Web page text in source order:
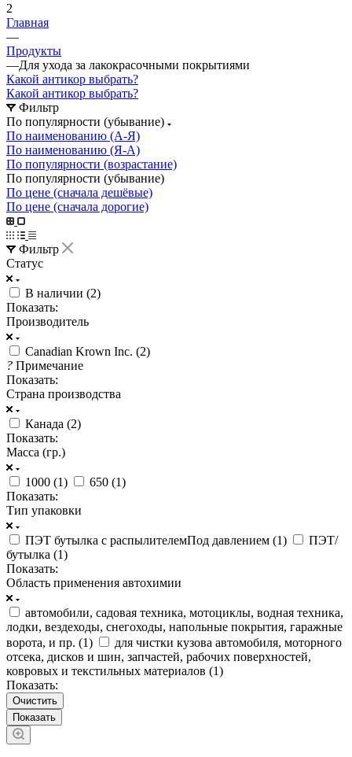
2
Главная
—
Продукты
—Для ухода за лакокрасочными покрытиями
Какой антикор выбрать?
Какой антикор выбрать?
Фильтр
По популярности (убывание)
По наименованию (А-Я)
По наименованию (Я-А)
По популярности (возрастание)
По популярности (убывание)
По цене (сначала дешёвые)
По цене (сначала дорогие)
Фильтр
Статус
В наличии (2)
Показать:
Производитель
Canadian Krown Inc. (2)
? Примечание
Показать:
Страна производства
Канада (2)
Показать:
Масса (гр.)
1000 (1) 650 (1)
Показать:
Тип упаковки
ПЭТ бутылка с распылителемПод давлением (1)
ПЭТ/
бутылка (1)
Показать:
Область применения автохимии
автомобили, садовая техника, мотоциклы, водная техника,
лодки, вездеходы, снегоходы, напольные покрытия, гаражные
ворота, и пр. (1)
для чистки кузова автомобиля, моторного
отсека, дисков и шин, запчастей, рабочих поверхностей,
ковровых и текстильных материалов (1)
Показать:
Очистить